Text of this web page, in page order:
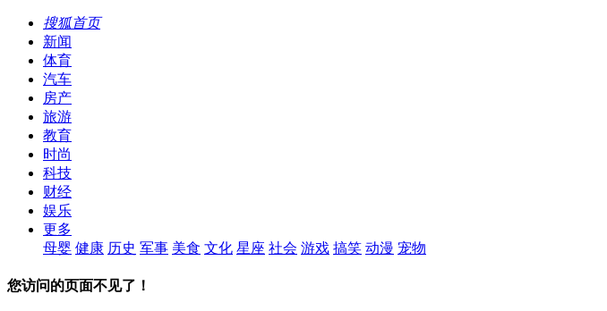
搜狐首页
新闻
体育
汽车
房产
旅游
教育
时尚
科技
财经
娱乐
更多
母婴 健康 历史 军事 美食 文化 星座 社会 游戏 搞笑 动漫 宠物
您访问的页面不见了！